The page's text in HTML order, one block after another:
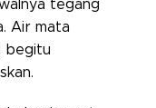
tegang
Air mata
begitu